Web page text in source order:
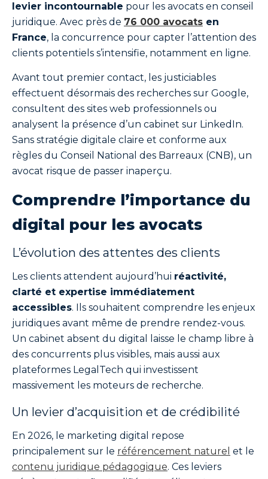
levier incontournable pour les avocats en conseil
juridique. Avec près de 76 000 avocats en
France, la concurrence pour capter l’attention des
clients potentiels s’intensifie, notamment en ligne.
Avant tout premier contact, les justiciables
effectuent désormais des recherches sur Google,
consultent des sites web professionnels ou
analysent la présence d’un cabinet sur LinkedIn.
Sans stratégie digitale claire et conforme aux
règles du Conseil National des Barreaux (CNB), un
avocat risque de passer inaperçu.
Comprendre l’importance du
digital pour les avocats
L’évolution des attentes des clients
Les clients attendent aujourd’hui réactivité,
clarté et expertise immédiatement
accessibles. Ils souhaitent comprendre les enjeux
juridiques avant même de prendre rendez-vous.
Un cabinet absent du digital laisse le champ libre à
des concurrents plus visibles, mais aussi aux
plateformes LegalTech qui investissent
massivement les moteurs de recherche.
Un levier d’acquisition et de crédibilité
En 2026, le marketing digital repose
principalement sur le référencement naturel et le
contenu juridique pédagogique. Ces leviers